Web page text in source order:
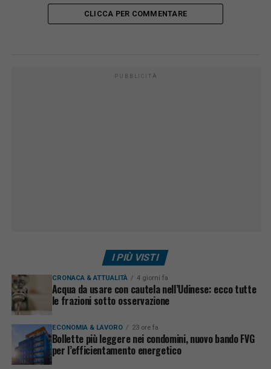
CLICCA PER COMMENTARE
PUBBLICITÀ
I PIÙ VISTI
CRONACA & ATTUALITÀ 4 giorni fa
Acqua da usare con cautela nell’Udinese: ecco tutte
le frazioni sotto osservazione
ECONOMIA & LAVORO 23 ore fa
Bollette più leggere nei condomini, nuovo bando FVG
per l’efficientamento energetico